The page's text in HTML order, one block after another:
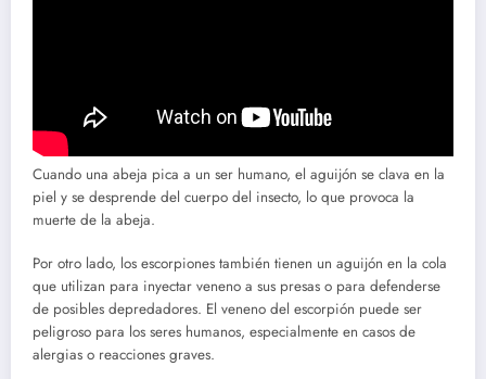
Cuando una abeja pica a un ser humano, el aguijón se clava en la
piel y se desprende del cuerpo del insecto, lo que provoca la
muerte de la abeja.
Por otro lado, los escorpiones también tienen un aguijón en la cola
que utilizan para inyectar veneno a sus presas o para defenderse
de posibles depredadores. El veneno del escorpión puede ser
peligroso para los seres humanos, especialmente en casos de
alergias o reacciones graves.